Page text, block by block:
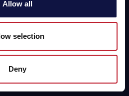
Allow all
selection
Deny